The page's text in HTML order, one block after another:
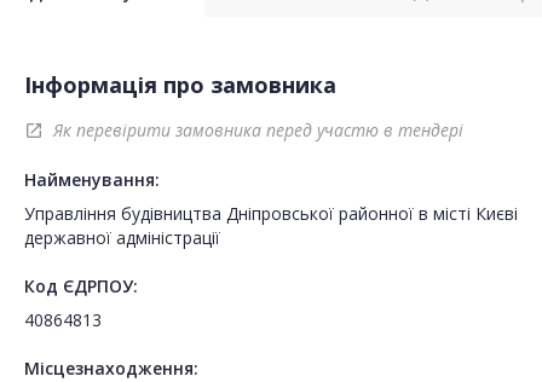
Інформація про замовника
open_in_new Як перевірити замовника перед участю в тендері
Найменування:
Управління будівництва Дніпровської районної в місті Києві
державної адміністрації
Код ЄДРПОУ:
40864813
Місцезнаходження: